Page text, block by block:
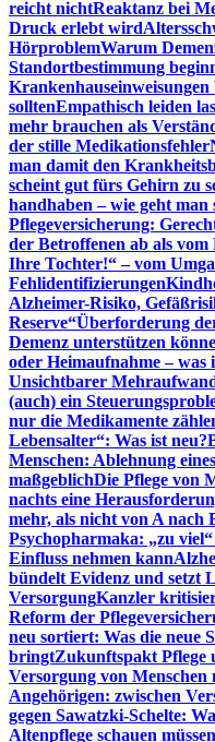
reicht nichtReaktanz bei
Druck erlebt wird
HörproblemWarum
Standortbestimmung
Krankenhauseinweisungen
solltenEmpathisch leiden
mehr brauchen als
der stille Medikationsfehler
man damit den
scheint gut fürs Gehirn zu
handhaben – wie geht
Pflegeversicherung:
der Betroffenen ab als vom
Ihre Tochter!“ – vom
Fehlidentifizierungen
Alzheimer-Risiko,
Reserve“Überforderung
Demenz unterstützen
oder Heimaufnahme –
Unsichtbarer
(auch) ein
nur die Medikamente
Lebensalter“: Was ist neu?
Menschen: Ablehnung
maßgeblichDie Pflege von
nachts eine
mehr, als nicht von A nach
Psychopharmaka: „zu
Einfluss nehmen kann
bündelt Evidenz und setzt
VersorgungKanzler
Reform der
neu sortiert: Was die neue
bringtZukunftspakt Pflege
Versorgung von Menschen
Angehörigen: zwischen
gegen Sawatzki-Schelte:
Altenpflege schauen müssen